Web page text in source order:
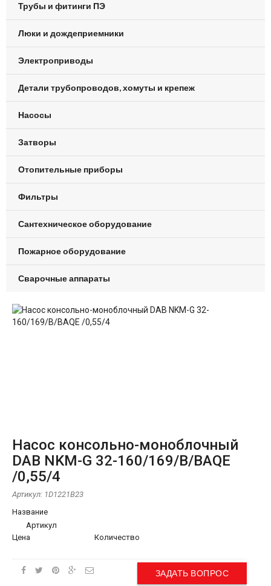
Трубы и фитинги ПЭ
Люки и дождеприемники
Электроприводы
Детали трубопроводов, хомуты и крепеж
Насосы
Затворы
Отопительные приборы
Фильтры
Сантехническое оборудование
Пожарное оборудование
Сварочные аппараты
Насос консольно-моноблочный
DAB NKM-G 32-160/169/B/BAQE
/0,55/4
Артикул: 1D1221B23
Название
Артикул
Цена
Количество
ЗАДАТЬ ВОПРОС